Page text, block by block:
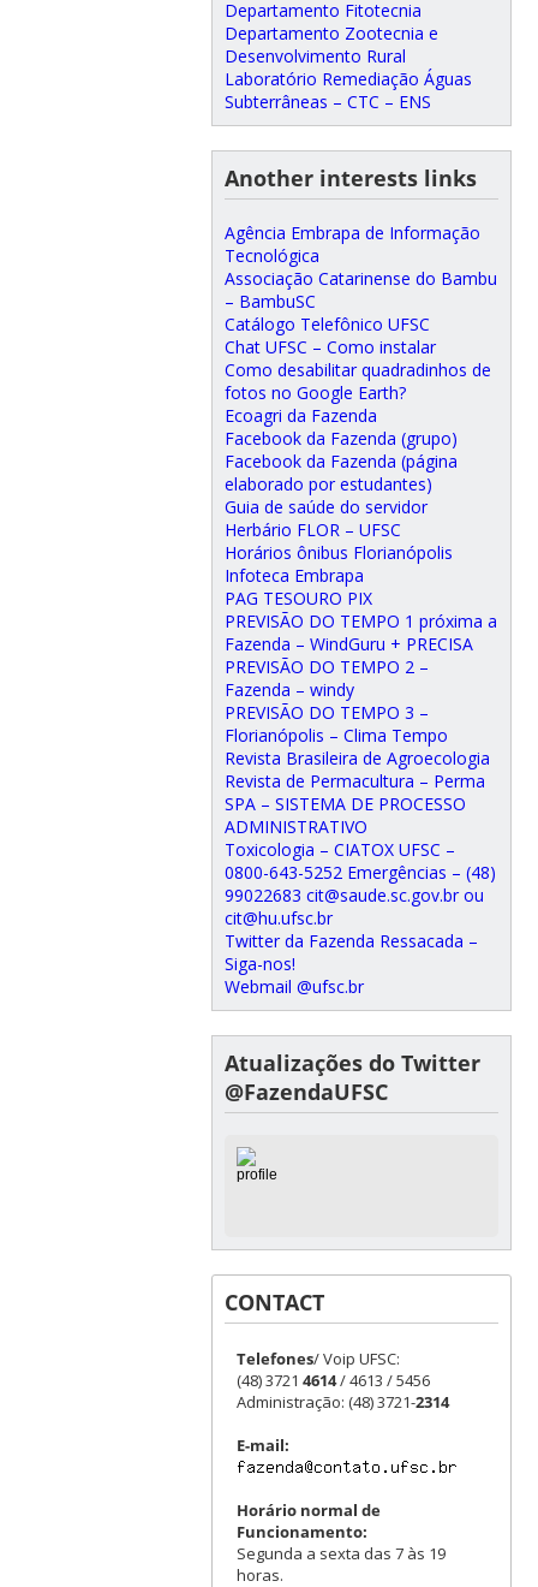
Departamento Fitotecnia
Departamento Zootecnia e
Desenvolvimento Rural
Laboratório Remediação Águas
Subterrâneas – CTC – ENS
Another interests links
Agência Embrapa de Informação
Tecnológica
Associação Catarinense do Bambu
– BambuSC
Catálogo Telefônico UFSC
Chat UFSC – Como instalar
Como desabilitar quadradinhos de
fotos no Google Earth?
Ecoagri da Fazenda
Facebook da Fazenda (grupo)
Facebook da Fazenda (página
elaborado por estudantes)
Guia de saúde do servidor
Herbário FLOR – UFSC
Horários ônibus Florianópolis
Infoteca Embrapa
PAG TESOURO PIX
PREVISÃO DO TEMPO 1 próxima a
Fazenda – WindGuru + PRECISA
PREVISÃO DO TEMPO 2 –
Fazenda – windy
PREVISÃO DO TEMPO 3 –
Florianópolis – Clima Tempo
Revista Brasileira de Agroecologia
Revista de Permacultura – Perma
SPA – SISTEMA DE PROCESSO
ADMINISTRATIVO
Toxicologia – CIATOX UFSC –
0800-643-5252 Emergências – (48)
99022683 cit@saude.sc.gov.br ou
cit@hu.ufsc.br
Twitter da Fazenda Ressacada –
Siga-nos!
Webmail @ufsc.br
Atualizações do Twitter
@FazendaUFSC
CONTACT
Telefones/ Voip UFSC:
(48) 3721 4614/ 4613 / 5456
Administração: (48) 3721-2314
E-mail:
Horário normal de
Funcionamento:
Segunda a sexta das 7 às 19
horas.